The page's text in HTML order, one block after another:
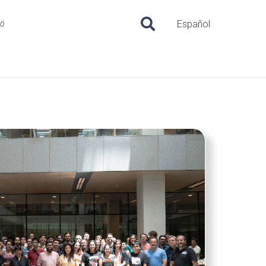
Español